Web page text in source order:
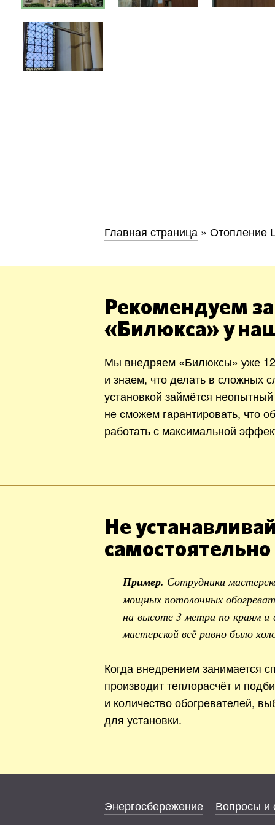
Главная страница » Отопление
Рекомендуем
«Билюкса» у
Мы внедряем «Билюксы» уже
и знаем, что делать в сложных
установкой займётся
не сможем гарантировать, что
работать с максимальной
Не
самостоятельно
Пример. Сотрудники
мощных потолочных
на высоте 3 метра по краям и
мастерской всё равно было
Когда внедрением занимается
производит теплорасчёт и
и количество обогревателей,
для установки.
Энергосбережение
Вопросы и